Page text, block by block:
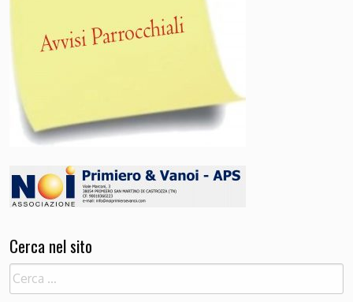
Cerca nel sito
Ricerca
per: